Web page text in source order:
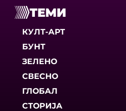
ТЕМИ
КУЛТ-АРТ
БУНТ
ЗЕЛЕНО
СВЕСНО
ГЛОБАЛ
СТОРИЈА